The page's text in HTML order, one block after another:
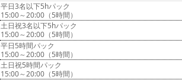
平日3名以下5hパック
15:00～20:00（5時間）
土日祝3名以下5hパック
15:00～20:00（5時間）
平日5時間パック
15:00～20:00（5時間）
土日祝5時間パック
15:00～20:00（5時間）